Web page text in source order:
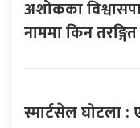
अशोकका
नाममा किन
स्मार्टसेल घोटला :